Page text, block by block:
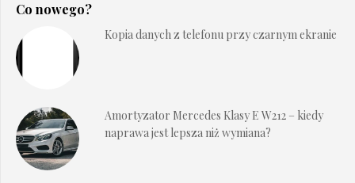
Co nowego?
Kopia danych z telefonu przy czarnym ekranie
Amortyzator Mercedes Klasy E W212 – kiedy
naprawa jest lepsza niż wymiana?